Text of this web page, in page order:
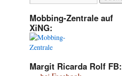
Mobbing-Zentrale auf
XiNG:
Margit Ricarda Rolf FB: